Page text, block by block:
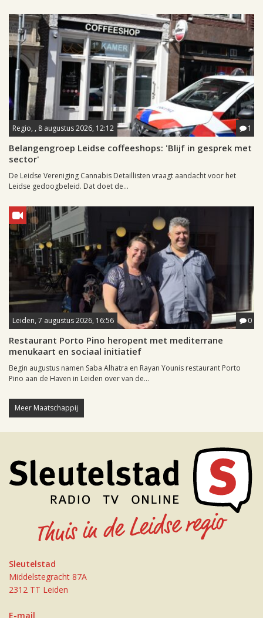
Regio, , 8 augustus 2026, 12:12 1
Belangengroep Leidse coffeeshops: 'Blijf in gesprek met
sector'
De Leidse Vereniging Cannabis Detaillisten vraagt aandacht voor het
Leidse gedoogbeleid. Dat doet de...
Leiden, 7 augustus 2026, 16:56 0
Restaurant Porto Pino heropent met mediterrane
menukaart en sociaal initiatief
Begin augustus namen Saba Alhatra en Rayan Younis restaurant Porto
Pino aan de Haven in Leiden over van de...
Meer Maatschappij
Sleutelstad
Middelstegracht 87A
2312 TT Leiden
E-mail